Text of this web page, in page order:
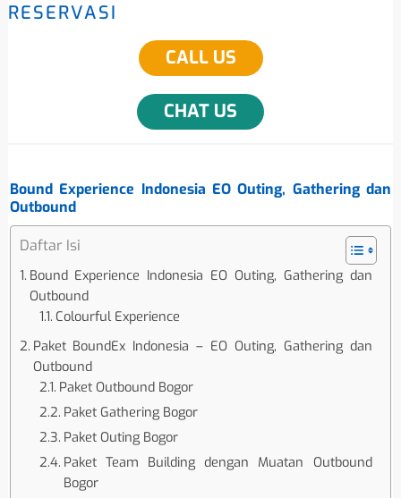
RESERVASI
CALL US
CHAT US
Bound Experience Indonesia EO Outing, Gathering dan
Outbound
Daftar Isi
Bound Experience Indonesia EO Outing, Gathering dan
Outbound
Colourful Experience
Paket BoundEx Indonesia – EO Outing, Gathering dan
Outbound
Paket Outbound Bogor
Paket Gathering Bogor
Paket Outing Bogor
Paket Team Building dengan Muatan Outbound
Bogor